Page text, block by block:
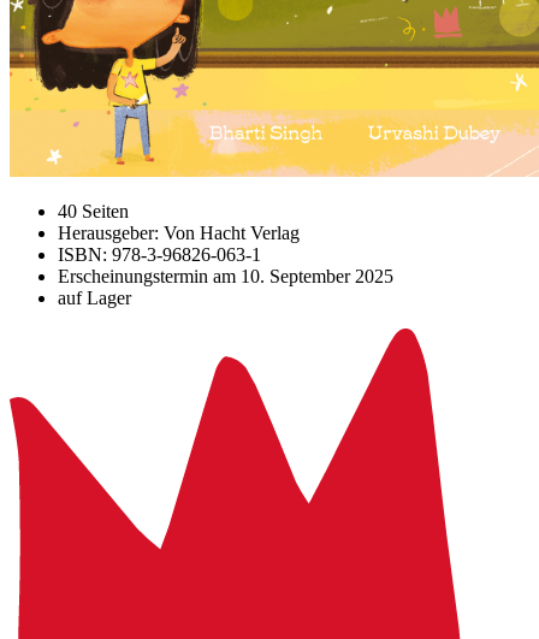
40 Seiten
Herausgeber: Von Hacht Verlag
ISBN: 978-3-96826-063-1
Erscheinungstermin am 10. September 2025
auf Lager